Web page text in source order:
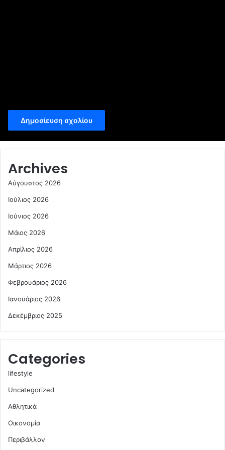
Archives
Αύγουστος 2026
Ιούλιος 2026
Ιούνιος 2026
Μάιος 2026
Απρίλιος 2026
Μάρτιος 2026
Φεβρουάριος 2026
Ιανουάριος 2026
Δεκέμβριος 2025
Categories
lifestyle
Uncategorized
Αθλητικά
Οικονομία
Περιβάλλον